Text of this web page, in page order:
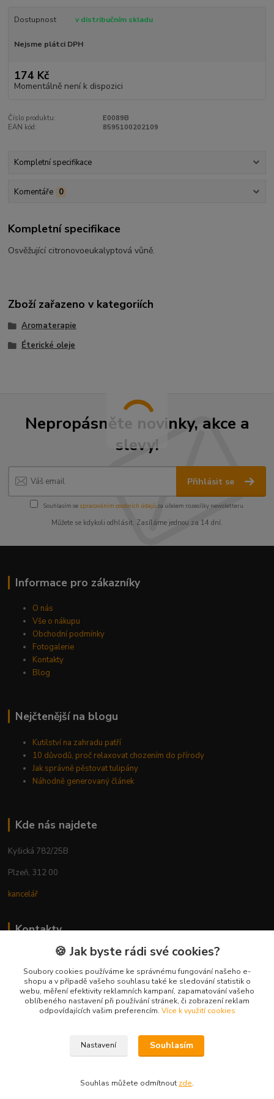
Dostupnost v distribučním skladu
Nejsme plátci DPH
174 Kč
Momentálně není k dispozici
Číslo produktu:
E0089B
EAN kód:
8595100202109
Kompletní specifikace
Komentáře 0
Kompletní specifikace
Osvěžující citronovoeukalyptová vůně.
Zboží zařazeno v kategoriích
Aromaterapie
Éterické oleje
Nepropásněte novinky, akce a
slevy!
Přihlásit se
Souhlasím se zpracováním osobních údajůza účelem rozesílky newsletteru.
Můžete se kdykoli odhlásit. Zasíláme jednou za 14 dní.
Informace pro zákazníky
O nás
Vše o nákupu
Obchodní podmínky
Fotogalerie
Kontakty
Blog
Nejčtenější na blogu
Kutilství na zahradu patří
10 důvodů, proč relaxovat chozením do přírody
Jak správně pěstovat tulipány
Náhodně generovaný článek
Kde nás najdete
Kyšická 782/25B
Plzeň, 312 00
kancelář
Kontakty
Ing. Michal Vaněk
+420 603 332 100
(Po-Pá, 10-17 hod.)
info@vyhodnynakup.eu
🍪 Jak byste rádi své cookies?
Soubory cookies používáme ke správnému fungování našeho e-
shopu a v případě vašeho souhlasu také ke sledování statistik o
webu, měření efektivity reklamních kampaní, zapamatování vašeho
oblíbeného nastavení při používání stránek, či zobrazení reklam
odpovídajících vašim preferencím. Více k využití cookies
Nastavení Souhlasím
Souhlas můžete odmítnout zde.